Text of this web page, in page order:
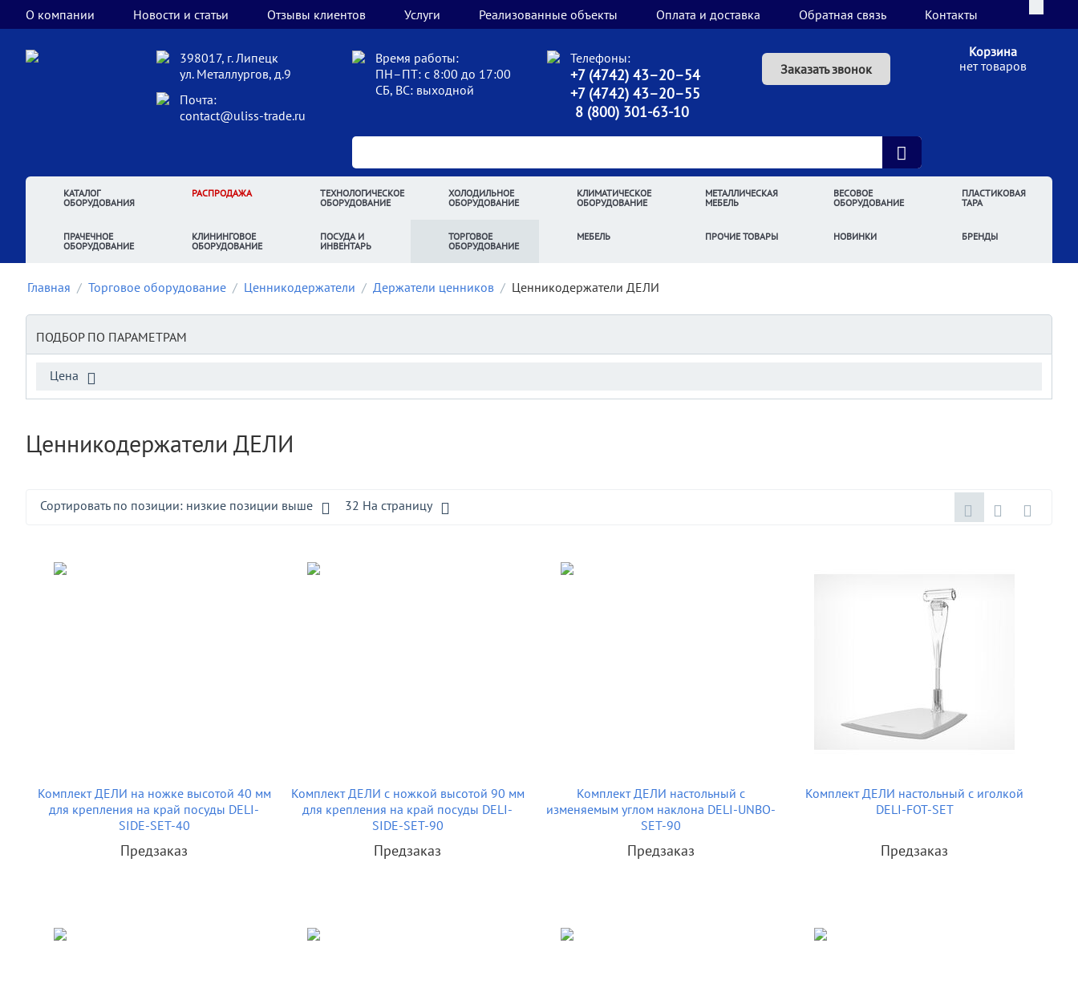
О компании Новости и статьи Отзывы клиентов Услуги Реализованные объекты Оплата и доставка Обратная связь Контакты
398017, г. Липецк
ул. Металлургов, д.9
Почта:
contact@uliss-trade.ru
Время работы:
ПН–ПТ: с 8:00 до 17:00
СБ, ВС: выходной
Телефоны:
+7 (4742) 43–20–54
+7 (4742) 43–20–55
8 (800) 301-63-10
Заказать звонок
Корзина
нет товаров
КАТАЛОГ
ОБОРУДОВАНИЯ
РАСПРОДАЖА
ТЕХНОЛОГИЧЕСКОЕ
ОБОРУДОВАНИЕ
ХОЛОДИЛЬНОЕ
ОБОРУДОВАНИЕ
КЛИМАТИЧЕСКОЕ
ОБОРУДОВАНИЕ
МЕТАЛЛИЧЕСКАЯ
МЕБЕЛЬ
ВЕСОВОЕ
ОБОРУДОВАНИЕ
ПЛАСТИКОВАЯ
ТАРА
ПРАЧЕЧНОЕ
ОБОРУДОВАНИЕ
КЛИНИНГОВОЕ
ОБОРУДОВАНИЕ
ПОСУДА И
ИНВЕНТАРЬ
ТОРГОВОЕ
ОБОРУДОВАНИЕ
МЕБЕЛЬ ПРОЧИЕ ТОВАРЫ НОВИНКИ БРЕНДЫ
Главная / Торговое оборудование / Ценникодержатели / Держатели ценников / Ценникодержатели ДЕЛИ
ПОДБОР ПО ПАРАМЕТРАМ
Цена
Ценникодержатели ДЕЛИ
Сортировать по позиции: низкие позиции выше 32 На страницу
Комплект ДЕЛИ на ножке высотой 40 мм
для крепления на край посуды DELI-
SIDE-SET-40
Предзаказ
Комплект ДЕЛИ с ножкой высотой 90 мм
для крепления на край посуды DELI-
SIDE-SET-90
Предзаказ
Комплект ДЕЛИ настольный с
изменяемым углом наклона DELI-UNBO-
SET-90
Предзаказ
Комплект ДЕЛИ настольный с иголкой
DELI-FOT-SET
Предзаказ